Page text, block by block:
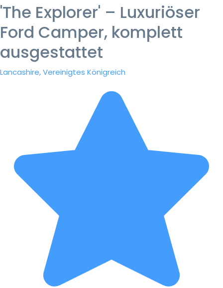
'The Explorer' – Luxuriöser
Ford Camper, komplett
ausgestattet
Lancashire, Vereinigtes Königreich